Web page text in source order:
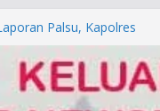
ke Mabes Polri
Palsu, Kapolres
PUNGLI SIM
Alam di Jawa Barat yang